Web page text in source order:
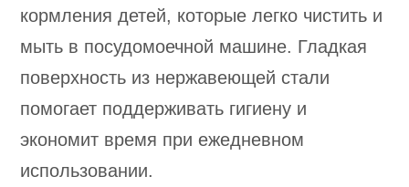
кормления детей, которые легко чистить и
мыть в посудомоечной машине. Гладкая
поверхность из нержавеющей стали
помогает поддерживать гигиену и
экономит время при ежедневном
использовании.